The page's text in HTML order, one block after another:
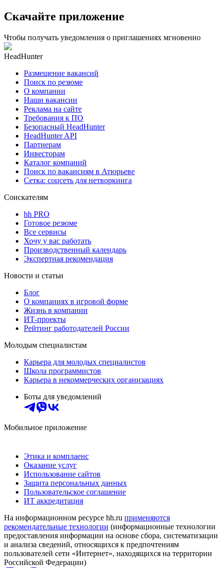
Скачайте приложение
Чтобы получать уведомления о приглашениях мгновенно
HeadHunter
Размещение вакансий
Поиск по резюме
О компании
Наши вакансии
Реклама на сайте
Требования к ПО
Безопасный HeadHunter
HeadHunter API
Партнерам
Инвесторам
Каталог компаний
Поиск по вакансиям в Атюрьеве
Сетка: соцсеть для нетворкинга
Соискателям
hh PRO
Готовое резюме
Все сервисы
Хочу у вас работать
Производственный календарь
Экспертная рекомендация
Новости и статьи
Блог
О компаниях в игровой форме
Жизнь в компании
ИТ-проекты
Рейтинг работодателей России
Молодым специалистам
Карьера для молодых специалистов
Школа программистов
Карьера в некоммерческих организациях
Боты для уведомлений
Мобильное приложение
Этика и комплаенс
Оказание услуг
Использование сайтов
Защита персональных данных
Пользовательское соглашение
ИТ аккредитация
На информационном ресурсе hh.ru применяются
рекомендательные технологии (информационные технологии
предоставления информации на основе сбора, систематизации
и анализа сведений, относящихся к предпочтениям
пользователей сети «Интернет», находящихся на территории
Российской Федерации)